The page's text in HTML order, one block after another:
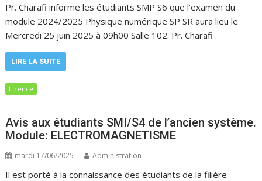
Pr. Charafi informe les étudiants SMP S6 que l’examen du
module 2024/2025 Physique numérique SP SR aura lieu le
Mercredi 25 juin 2025 à 09h00 Salle 102. Pr. Charafi
LIRE LA SUITE
Licence
Avis aux étudiants SMI/S4 de l’ancien système.
Module: ELECTROMAGNETISME
mardi 17/06/2025 Administration
Il est porté à la connaissance des étudiants de la filière